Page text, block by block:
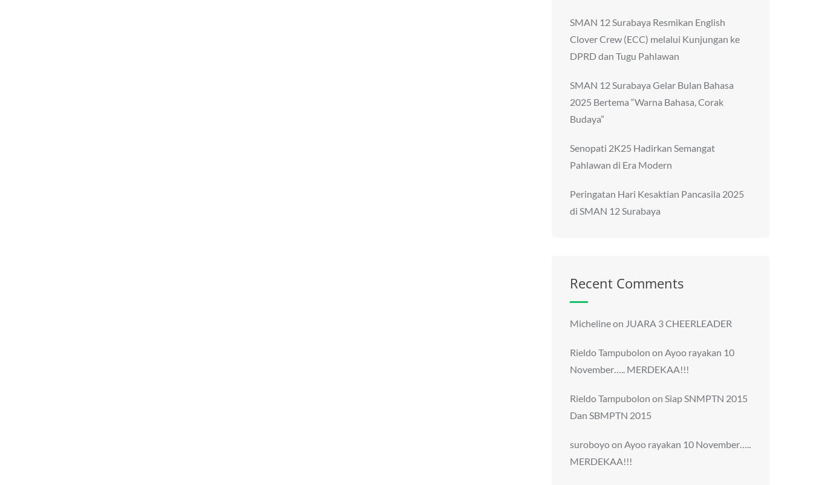
SMAN 12 Surabaya Resmikan English
Clover Crew (ECC) melalui Kunjungan ke
DPRD dan Tugu Pahlawan
SMAN 12 Surabaya Gelar Bulan Bahasa
2025 Bertema “Warna Bahasa, Corak
Budaya”
Senopati 2K25 Hadirkan Semangat
Pahlawan di Era Modern
Peringatan Hari Kesaktian Pancasila 2025
di SMAN 12 Surabaya
Recent Comments
Michelineon JUARA 3 CHEERLEADER
Rieldo Tampubolon on Ayoo rayakan 10
November….. MERDEKAA!!!
Rieldo Tampubolon on Siap SNMPTN 2015
Dan SBMPTN 2015
suroboyoon Ayoo rayakan 10 November…..
MERDEKAA!!!